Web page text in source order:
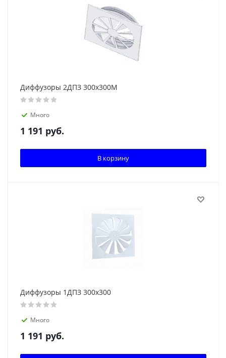
Диффузоры 2ДПЗ 300x300М
Много
1 191 руб.
В корзину
Диффузоры 1ДПЗ 300x300
Много
1 191 руб.